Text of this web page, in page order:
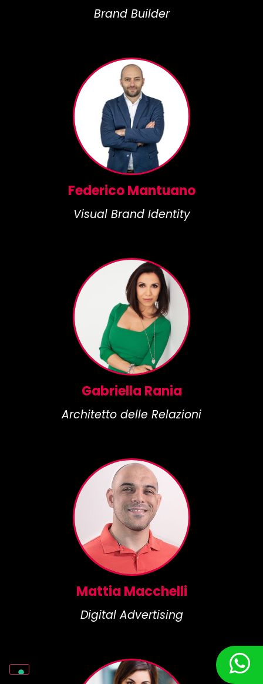
Brand Builder
Federico Mantuano
Visual Brand Identity
Gabriella Rania
Architetto delle Relazioni
Mattia Macchelli
Digital Advertising